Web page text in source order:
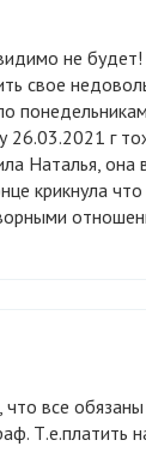
свое
26.03.2021 г
Наталья, она
крикнула
Т.е.платить